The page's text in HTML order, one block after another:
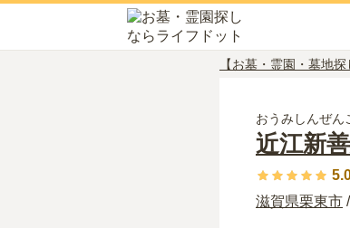
【お墓・霊園・墓地
おうみしんぜん
近江新
滋賀県栗東市 /